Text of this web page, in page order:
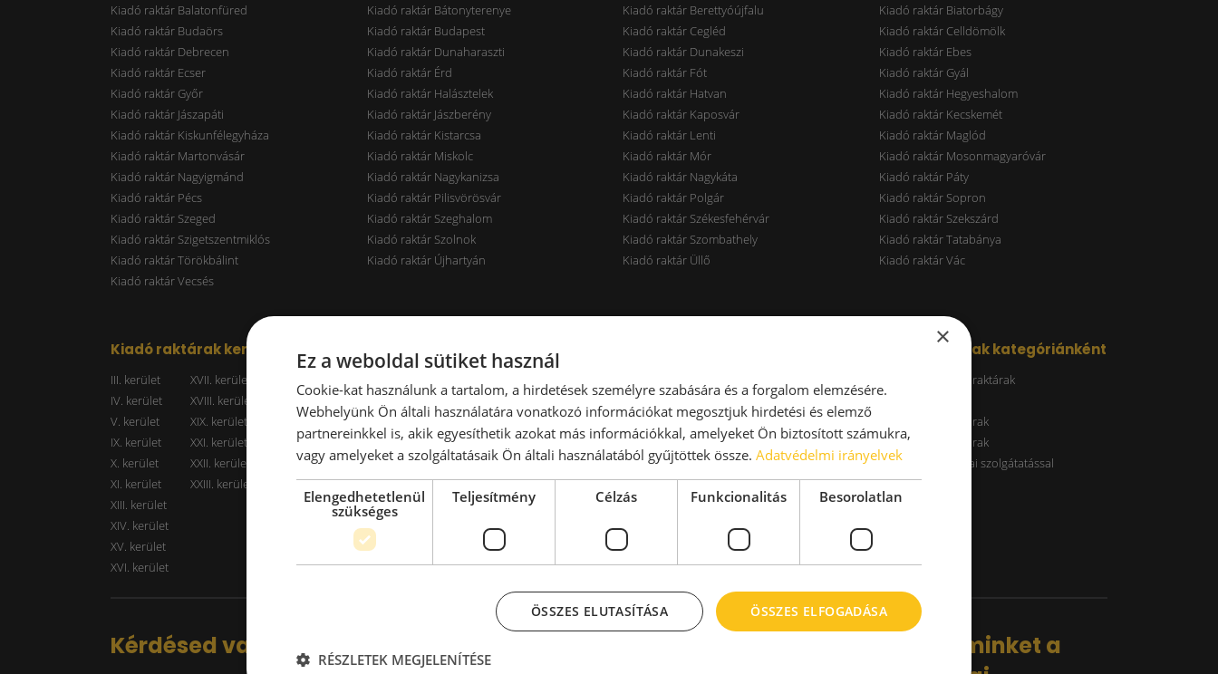
Kiadó raktár Balatonfüred
Kiadó raktár Bátonyterenye Kiadó raktár Berettyóújfalu
Kiadó raktár Biatorbágy
Kiadó raktár Budaörs
Kiadó raktár Budapest Kiadó raktár Cegléd
Kiadó raktár Celldömölk
Kiadó raktár Debrecen
Kiadó raktár Dunaharaszti Kiadó raktár Dunakeszi
Kiadó raktár Ebes
Kiadó raktár Ecser
Kiadó raktár Érd Kiadó raktár Fót
Kiadó raktár Gyál
Kiadó raktár Győr
Kiadó raktár Halásztelek Kiadó raktár Hatvan
Kiadó raktár Hegyeshalom
Kiadó raktár Jászapáti
Kiadó raktár Jászberény Kiadó raktár Kaposvár
Kiadó raktár Kecskemét
Kiadó raktár Kiskunfélegyháza
Kiadó raktár Kistarcsa Kiadó raktár Lenti
Kiadó raktár Maglód
Kiadó raktár Martonvásár
Kiadó raktár Miskolc Kiadó raktár Mór
Kiadó raktár Mosonmagyaróvár
Kiadó raktár Nagyigmánd
Kiadó raktár Nagykanizsa Kiadó raktár Nagykáta
Kiadó raktár Páty
Kiadó raktár Pécs
Kiadó raktár Pilisvörösvár Kiadó raktár Polgár
Kiadó raktár Sopron
Kiadó raktár Szeged
Kiadó raktár Szeghalom Kiadó raktár Székesfehérvár
Kiadó raktár Szekszárd
Kiadó raktár Szigetszentmiklós
Kiadó raktár Szolnok Kiadó raktár Szombathely
Kiadó raktár Tatabánya
Kiadó raktár Törökbálint
Kiadó raktár Újhartyán Kiadó raktár Üllő
Kiadó raktár Vác
Kiadó raktár Vecsés
Kiadó raktárak kerületenként
III. kerület
IV. kerület
V. kerület
IX. kerület
X. kerület
XI. kerület
XIII. kerület
XIV. kerület
XV. kerület
XVI. kerület
XVII. kerület
XVIII. kerület
XIX. kerület
XXI. kerület
XXII. kerület
XXIII. kerület
Raktárak ár szerint
Kiadó raktár 7-10 EUR
Kiadó raktár 10-14 EUR
Kiadó raktár > 14 EUR
Kiadó raktár 100-300 m2
Kiadó raktár 300-600 m2
Kiadó raktár 600-1000 m2
Kiadó raktár 1000-2000 m2
Kiadó raktár > 2000 m2
Kiadó raktárak kategóriánként
Energiatakarékos raktárak
ESG raktár
A kategóriás raktárak
B kategóriás raktárak
Raktárak logisztikai szolgátatással
Kérdésed van? Hírlevél
Kövess minket a
×
Ez a weboldal sütiket használ
Cookie-kat használunk a tartalom, a hirdetések személyre szabására és a forgalom elemzésére.
Webhelyünk Ön általi használatára vonatkozó információkat megosztjuk hirdetési és elemző
partnereinkkel is, akik egyesíthetik azokat más információkkal, amelyeket Ön biztosított számukra,
vagy amelyeket a szolgáltatásaik Ön általi használatából gyűjtöttek össze. Adatvédelmi irányelvek
Elengedhetetlenül
szükséges
Teljesítmény Célzás Funkcionalitás Besorolatlan
ÖSSZES ELFOGADÁSA
ÖSSZES ELUTASÍTÁSA
RÉSZLETEK MEGJELENÍTÉSE